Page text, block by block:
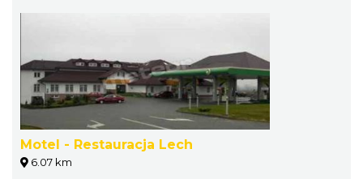
Motel - Restauracja Lech
6.07 km